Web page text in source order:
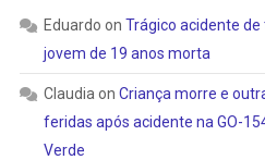
Eduardo on Trágico acidente
jovem de 19 anos morta
Claudia on Criança morre e
feridas após acidente na GO-
Verde